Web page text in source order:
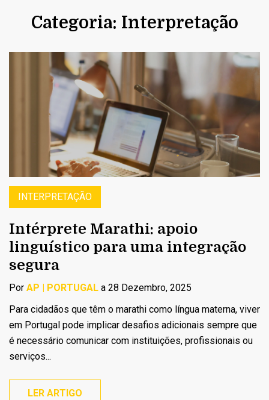
Categoria: Interpretação
INTERPRETAÇÃO
Intérprete Marathi: apoio
linguístico para uma integração
segura
Por AP | PORTUGAL a 28 Dezembro, 2025
Para cidadãos que têm o marathi como língua materna, viver
em Portugal pode implicar desafios adicionais sempre que
é necessário comunicar com instituições, profissionais ou
serviços...
LER ARTIGO